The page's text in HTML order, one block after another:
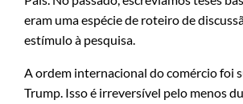
eram uma espécie de roteiro de
estímulo à pesquisa.
A ordem internacional do comércio foi
Trump. Isso é irreversível pelo menos